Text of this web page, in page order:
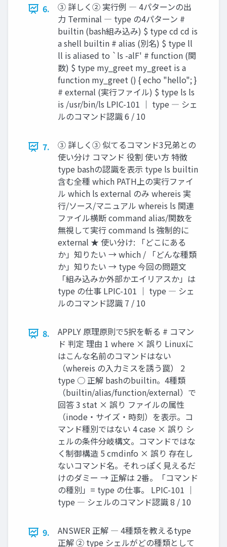
6.
③ 詳しく② 実行例 ― 4パターンの出
力 Terminal ― type の4パターン #
builtin (bash組み込み) $ type cd cd is
a shell builtin # alias (別名) $ type ll
ll is aliased to `ls -alF' # function (関
数) $ type my_greet my_greet is a
function my_greet () { echo "hello"; }
# external (実行ファイル) $ type ls ls
is /usr/bin/ls LPIC-101 ｜ type ― シェ
ルのコマンド認識 6 / 10
7.
③ 詳しく③ 似てるコマンド3兄弟との
使い分け コマンド 役割 使い方 特徴
type bashの認識を表示 type ls builtin
含む全種 which PATH上の実行ファイ
ル which ls external のみ whereis 実
行/ソース/マニュアル whereis ls 関連
ファイル横断 command alias/関数を
無視して実行 command ls 強制的に
external ★ 使い分け: 「どこにある
か」知りたい → which / 「どんな種類
か」知りたい → type 今回の問題文
「組み込みか外部かエイリアスか」は
type の仕事 LPIC-101 ｜ type ― シェ
ルのコマンド認識 7 / 10
8.
APPLY 原理原則で5択を斬る # コマン
ド 判定 理由 1 where × 誤り Linuxに
はこんな名前のコマンドはない
（whereis の入力ミスを誘う罠） 2
type ○ 正解 bashのbuiltin。4種類
（builtin/alias/function/external）で
回答 3 stat × 誤り ファイルの属性
（inode・サイズ・時刻）を表示。コ
マンド種別ではない 4 case × 誤り シ
ェルの条件分岐構文。コマンドではな
く制御構造 5 cmdinfo × 誤り 存在し
ないコマンド名。それっぽく見えるだ
けのダミー → 正解は 2番。「コマンド
の種別」= type の仕事。 LPIC-101 ｜
type ― シェルのコマンド認識 8 / 10
9.
ANSWER 正解 ― 4種類を教えるtype
正解 ② type シェルがどの種類として